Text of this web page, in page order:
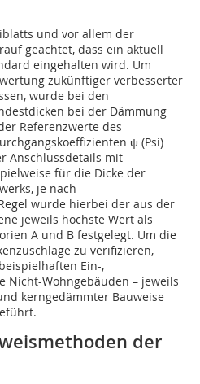
und vor allem der
geachtet, dass ein aktuell
eingehalten wird. Um
zukünftiger verbesserter
wurde bei den
bei der Dämmung
Referenzwerte des
ψ (Psi)
Anschlussdetails mit
für die Dicke der
je nach
wurde hierbei der aus der
jeweils höchste Wert als
A und B festgelegt. Um die
zu verifizieren,
Ein-,
Nicht-Wohngebäuden – jeweils
kerngedämmter Bauweise
der